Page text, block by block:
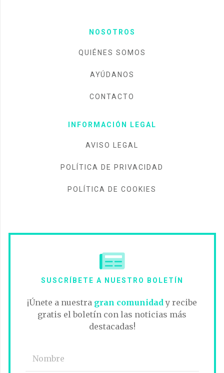
NOSOTROS
QUIÉNES SOMOS
AYÚDANOS
CONTACTO
INFORMACIÓN LEGAL
AVISO LEGAL
POLÍTICA DE PRIVACIDAD
POLÍTICA DE COOKIES
SUSCRÍBETE A NUESTRO BOLETÍN
¡Únete a nuestra gran comunidady recibe
gratis el boletín con las noticias más
destacadas!